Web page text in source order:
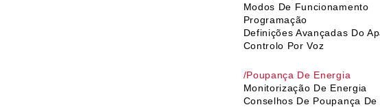
Modos De Funcionamento
Programação
Definições Avançadas Do
Controlo Por Voz
/Poupança De Energia
Monitorização De Energia
Conselhos De Poupança De